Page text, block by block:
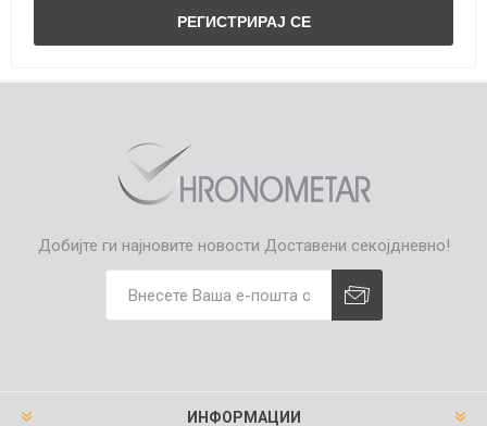
Добијте ги најновите новости Доставени секојдневно!
ИНФОРМАЦИИ